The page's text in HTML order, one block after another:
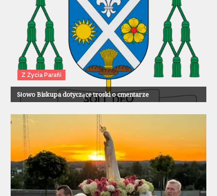
Z Życia Parafii
Słowo Biskupa dotyczące troski o cmentarze